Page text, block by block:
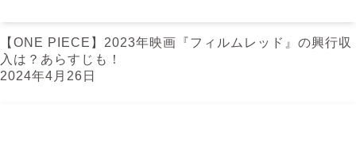
【ONE PIECE】2023年映画『フィルムレッド』の興行収
入は？あらすじも！
2024年4月26日